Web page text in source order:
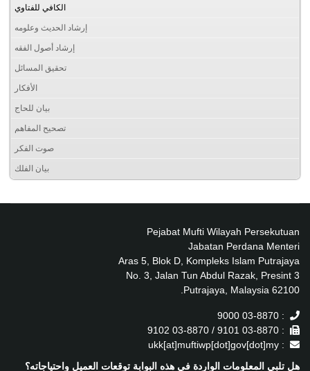
الكافي للفتاوي
إرشاد الحديث وعلومه
إرشاد أصول الفقه
تحقيق المسائل
الأفكار
بيان للحاج
تصحيح المفاهم
صوت الفكر
بيان الفلك
Pejabat Mufti Wilayah Persekutuan
Jabatan Perdana Menteri
Aras 5, Blok D, Kompleks Islam Putrajaya
No. 3, Jalan Tun Abdul Razak, Presint 3
62100 Putrajaya, Malaysia.
: 03-8870 9000
: 03-8870 9101 / 03-8870 9102
: ukk[at]muftiwp[dot]gov[dot]my
هل تلبي المعلومات الواردة في هذه البوابة توقعات العميل واحتياجاته؟